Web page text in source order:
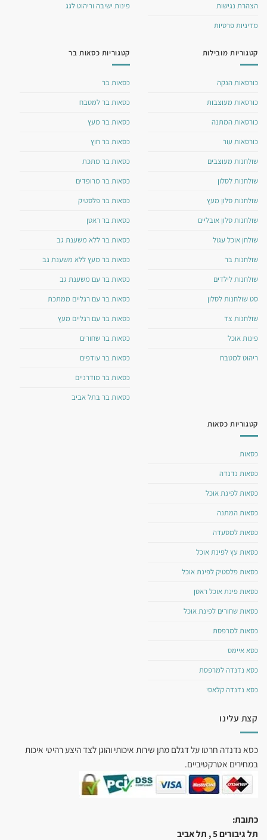
קצת עלינו
כסא נדנדה חרטו על דגלם מתן שירות איכותי והוגן לצד היצע רהיטי איכות
במחירים אטרקטיביים.
כתובת:
תל גיבורים 5 , תל אביב
הצהרת נגישות
מדיניות פרטיות
פינות ישיבה וריהוט לגג
קטגוריות מובילות
כורסאות הנקה
כורסאות מעוצבות
כורסאות המתנה
כורסאות עור
שולחנות מעוצבים
שולחנות לסלון
שולחנות סלון מעץ
שולחנות סלון אובליים
שולחן אוכל עגול
שולחנות בר
שולחנות לילדים
סט שולחנות לסלון
שולחנות צד
פינות אוכל
ריהוט למטבח
קטגוריות כסאות בר
כסאות בר
כסאות בר למטבח
כסאות בר מעץ
כסאות בר חוץ
כסאות בר מתכת
כסאות בר מרופדים
כסאות בר פלסטיק
כסאות בר ראטן
כסאות בר ללא משענת גב
כסאות בר מעץ ללא משענת גב
כסאות בר עם משענת גב
כסאות בר עם רגליים ממתכת
כסאות בר עם רגליים מעץ
כסאות בר שחורים
כסאות בר עודפים
כסאות בר מודרניים
כסאות בר בתל אביב
קטגוריות כסאות
כסאות
כסאות נדנדה
כסאות לפינת אוכל
כסאות המתנה
כסאות למסעדה
כסאות עץ לפינת אוכל
כסאות פלסטיק לפינת אוכל
כסאות פינת אוכל ראטן
כסאות שחורים לפינת אוכל
כסאות למרפסת
כסא איימס
כסא נדנדה למרפסת
כסא נדנדה קלאסי